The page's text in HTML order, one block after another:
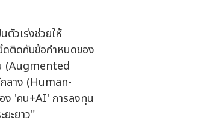
วเร่งช่วยให้
ดติดกับข้อกำหนดของ
(Augmented
ลาง (Human-
ง 'คน+AI' การลงทุน
ะยาว"